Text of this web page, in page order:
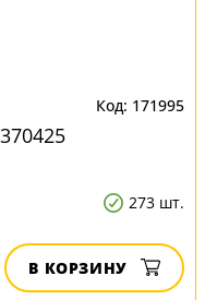
171995
273 шт.
В КОРЗИНУ